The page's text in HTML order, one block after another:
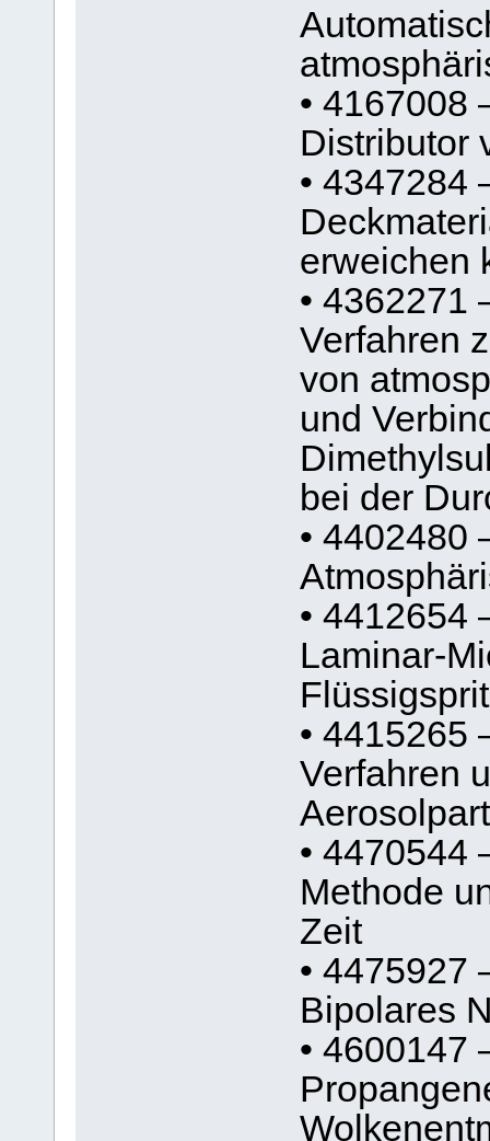
• 4167008
Distributor
• 4347284
erweichen
• 4362271
Verfahren
von
und
bei der
• 4402480
• 4412654
Laminar-
• 4415265
Verfahren
• 4470544
Methode
Zeit
• 4475927
Bipolares
• 4600147